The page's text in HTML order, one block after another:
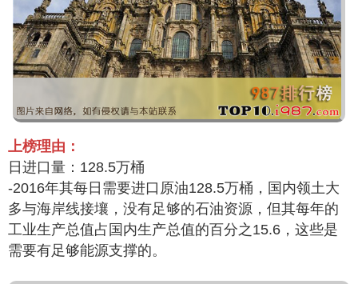
上榜理由：
日进口量：128.5万桶
-2016年其每日需要进口原油128.5万桶，国内领土大
多与海岸线接壤，没有足够的石油资源，但其每年的
工业生产总值占国内生产总值的百分之15.6，这些是
需要有足够能源支撑的。